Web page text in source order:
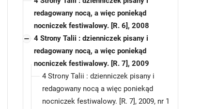
redagowany nocą, a więc poniekąd
nocniczek festiwalowy. [R. 6], 2008
4 Strony Talii : dzienniczek pisany i
redagowany nocą, a więc poniekąd
nocniczek festiwalowy. [R. 7], 2009
4 Strony Talii : dzienniczek pisany i
redagowany nocą a więc poniekąd
nocniczek festiwalowy. [R. 7], 2009, nr 1